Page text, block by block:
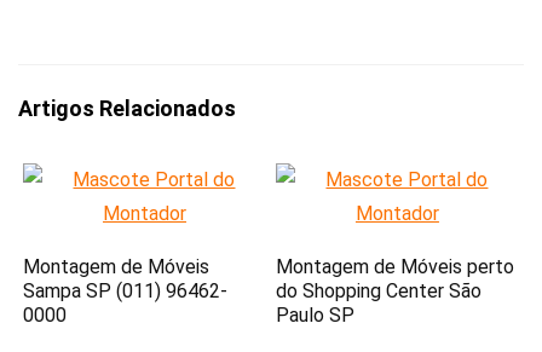
Artigos Relacionados
Montagem de Móveis
Sampa SP (011) 96462-
0000
Montagem de Móveis perto
do Shopping Center São
Paulo SP